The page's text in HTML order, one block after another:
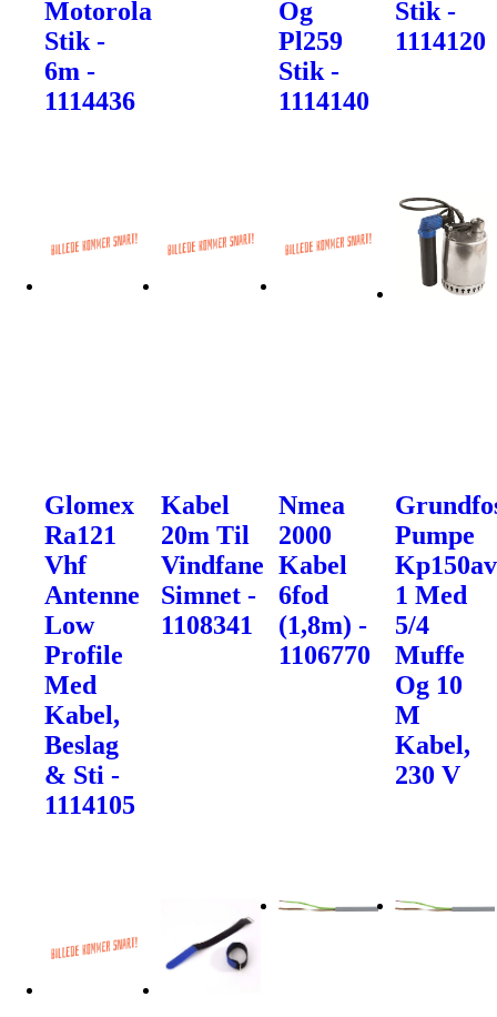
Motorola
Stik -
6m -
1114436
Og
Pl259
Stik -
1114140
Stik -
1114120
Glomex
Ra121
Vhf
Antenne
Low
Profile
Med
Kabel,
Beslag
& Sti -
1114105
Kabel
20m Til
Vindfane
Simnet -
1108341
Nmea
2000
Kabel
6fod
(1,8m) -
1106770
Pumpe
1 Med
5/4
Muffe
Og 10
M
Kabel,
230 V